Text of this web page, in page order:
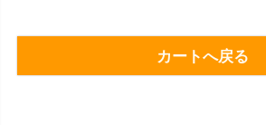
カートへ戻る